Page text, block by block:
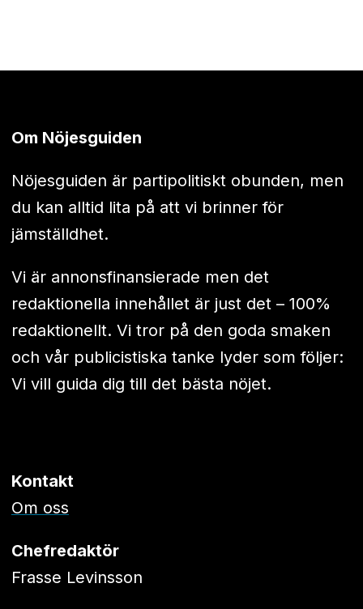
Om Nöjesguiden
Nöjesguiden är partipolitiskt obunden, men
du kan alltid lita på att vi brinner för
jämställdhet.
Vi är annonsfinansierade men det
redaktionella innehållet är just det – 100%
redaktionellt. Vi tror på den goda smaken
och vår publicistiska tanke lyder som följer:
Vi vill guida dig till det bästa nöjet.
Kontakt
Om oss
Chefredaktör
Frasse Levinsson